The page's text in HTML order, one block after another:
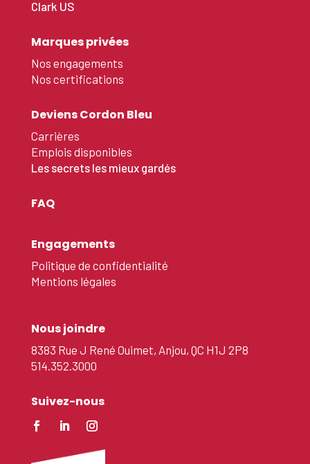
Clark US
Marques privées
Nos engagements
Nos certifications
Deviens Cordon Bleu
Carrières
Emplois disponibles
Les secrets les mieux gardés
FAQ
Engagements
Politique de confidentialité
Mentions légales
Nous joindre
8383 Rue J René Ouimet, Anjou, QC H1J 2P8
514.352.3000
Suivez-nous